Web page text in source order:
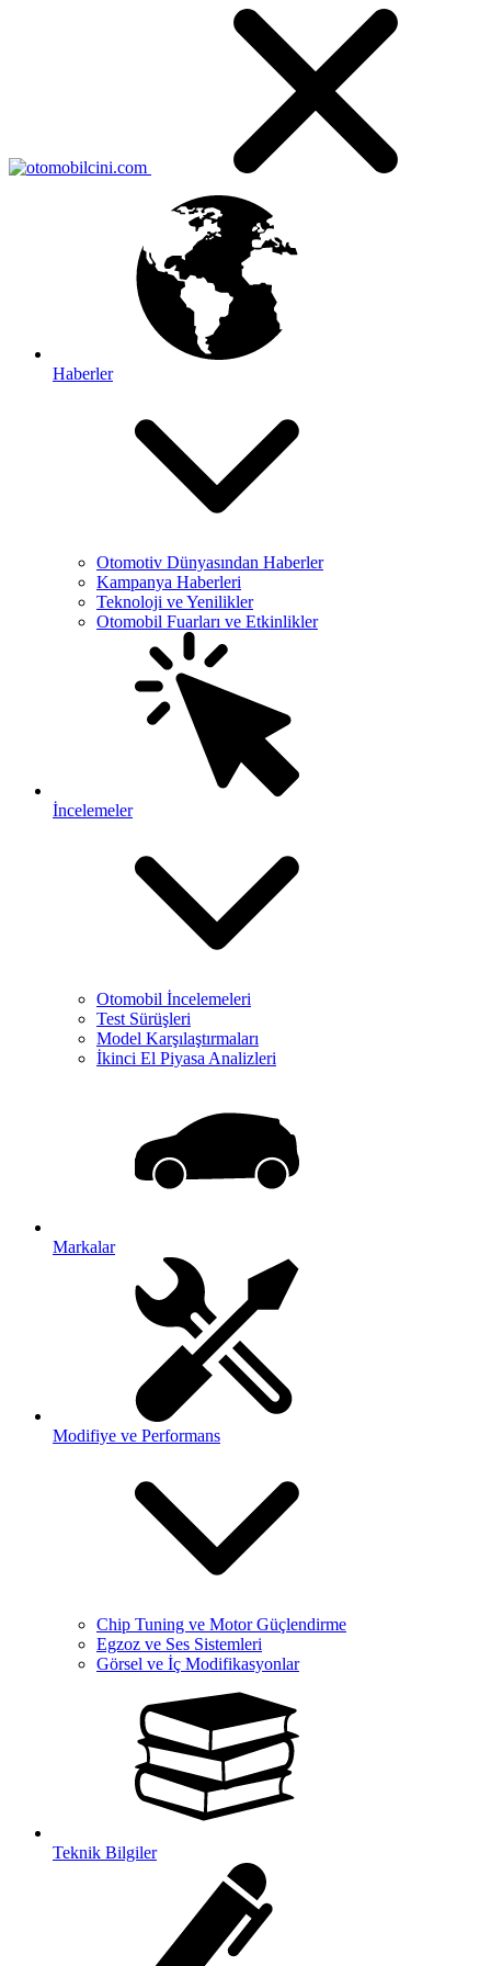
Haberler
Otomotiv Dünyasından Haberler
Kampanya Haberleri
Teknoloji ve Yenilikler
Otomobil Fuarları ve Etkinlikler
İncelemeler
Otomobil İncelemeleri
Test Sürüşleri
Model Karşılaştırmaları
İkinci El Piyasa Analizleri
Markalar
Modifiye ve Performans
Chip Tuning ve Motor Güçlendirme
Egzoz ve Ses Sistemleri
Görsel ve İç Modifikasyonlar
Teknik Bilgiler